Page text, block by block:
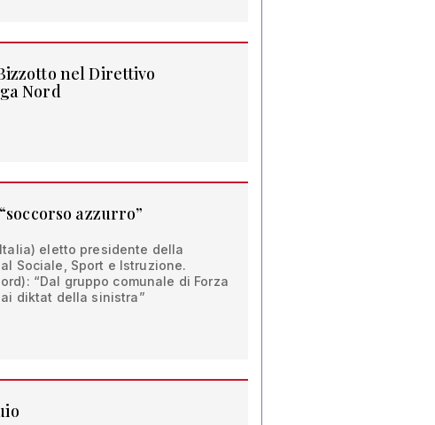
nel Direttivo
Nord
azzurro”
eletto presidente della
Sociale, Sport e Istruzione.
“Dal gruppo comunale di Forza
diktat della sinistra”